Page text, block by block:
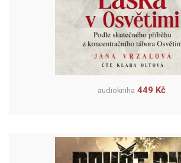
audiokniha 449 Kč